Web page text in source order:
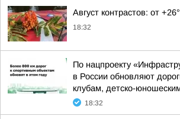
Август контрастов: от
18:32
По нацпроекту
в России обновляют
клубам, детско-
18:32